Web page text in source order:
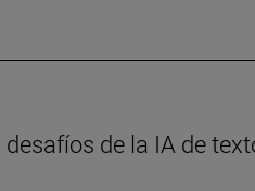
de la IA de